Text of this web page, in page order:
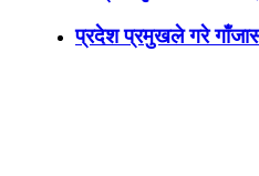
प्रदेश प्रमुखले गरे